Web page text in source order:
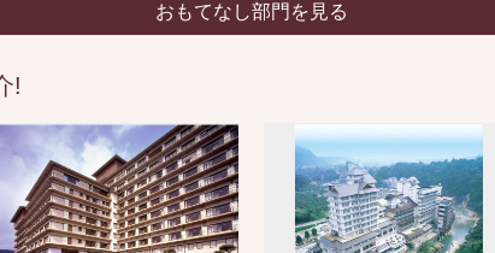
おもてなし部門を見る
!